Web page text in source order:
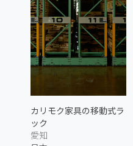
カリモク家具の移動式ラ
ック
愛知